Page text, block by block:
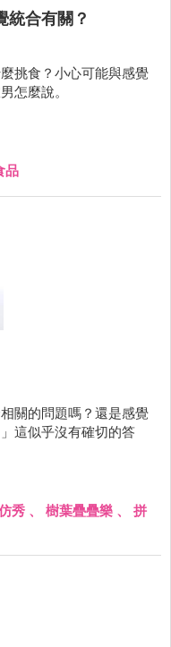
統合有關？
挑食？小心可能與感覺
怎麼說。
品
關的問題嗎？還是感覺
這似乎沒有確切的答
秀 、 樹葉疊疊樂 、 拼